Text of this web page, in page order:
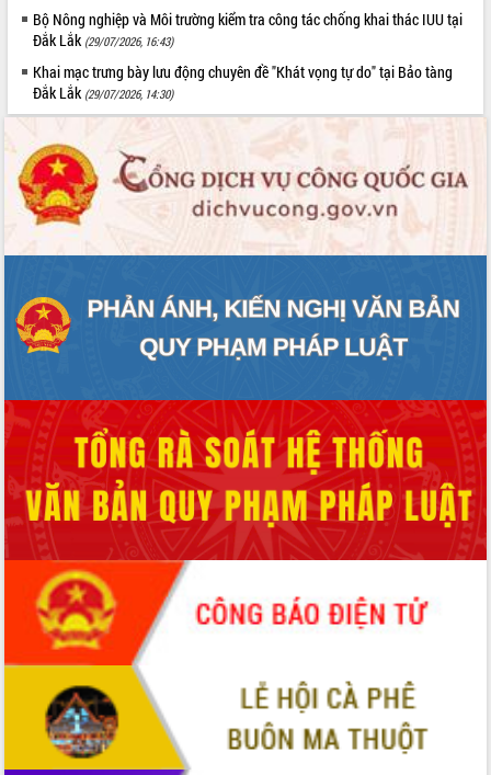
Bộ Nông nghiệp và Môi trường kiểm tra công tác chống khai thác IUU tại
Đắk Lắk (29/07/2026, 16:43)
Khai mạc trưng bày lưu động chuyên đề "Khát vọng tự do" tại Bảo tàng
Đắk Lắk (29/07/2026, 14:30)